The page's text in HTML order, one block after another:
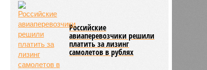
Российские
авиаперевозчики решили
платить за лизинг
самолетов в рублях